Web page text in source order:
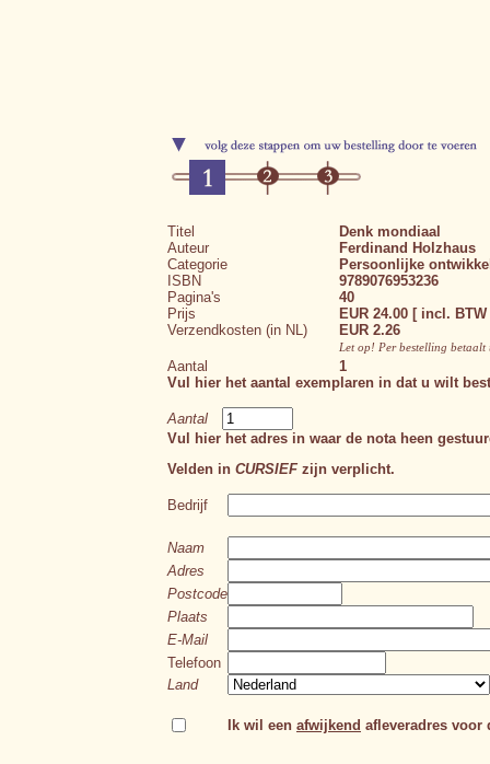
Titel
Denk mondiaal
Auteur
Ferdinand Holzhaus
Categorie
Persoonlijke
ISBN
9789076953236
Pagina's
40
Prijs
EUR 24.00 [ incl. BTW
Verzendkosten (in NL)
EUR 2.26
Let op! Per bestelling betaalt
Aantal
1
Vul hier het aantal exemplaren in dat u wilt
Aantal
Vul hier het adres in waar de nota heen
Velden in CURSIEF zijn verplicht.
Bedrijf
Naam
Adres
Postcode
Plaats
E-Mail
Telefoon
Land
Ik wil een afwijkend afleveradres